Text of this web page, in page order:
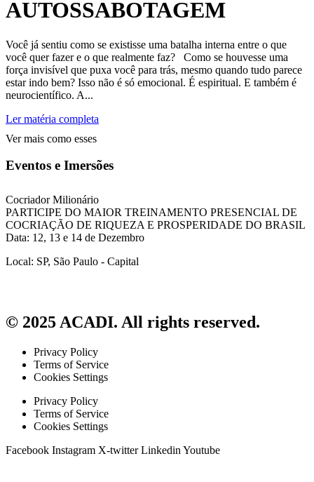
AUTOSSABOTAGEM
Você já sentiu como se existisse uma batalha interna entre o que
você quer fazer e o que realmente faz? Como se houvesse uma
força invisível que puxa você para trás, mesmo quando tudo parece
estar indo bem? Isso não é só emocional. É espiritual. E também é
neurocientífico. A...
Ler matéria completa
Ver mais como esses
Eventos e Imersões
Cocriador Milionário
PARTICIPE DO MAIOR TREINAMENTO PRESENCIAL DE
COCRIAÇÃO DE RIQUEZA E PROSPERIDADE DO BRASIL
Data: 12, 13 e 14 de Dezembro
Local: SP, São Paulo - Capital
© 2025 ACADI. All rights reserved.
Privacy Policy
Terms of Service
Cookies Settings
Privacy Policy
Terms of Service
Cookies Settings
Facebook Instagram X-twitter Linkedin Youtube